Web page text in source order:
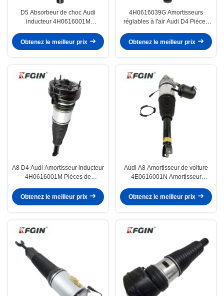
D5 Absorbeur de choc Audi
inducteur 4H0616001M
suspension pneumatique
Obtenez le meilleur prix
4H0616039G Amortisseurs
réglables à l'air Audi D4 Pièces
Obtenez le meilleur prix
A8 D4 Audi Amortisseur inducteur
4H0616001M Pièces de
Obtenez le meilleur prix
Audi A8 Amortisseur de voiture
4E0616001N Amortisseur
aluminium
Obtenez le meilleur prix